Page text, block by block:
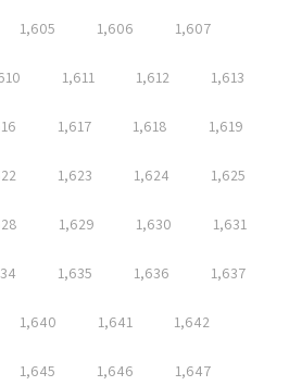
1,605 1,606 1,607
1,611 1,612 1,613
1,617 1,618 1,619
1,623 1,624 1,625
1,629 1,630 1,631
1,635 1,636 1,637
1,640 1,641 1,642
1,645 1,646 1,647